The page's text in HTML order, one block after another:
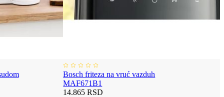
Bosch friteza na vruć vazduh
MAF671B1
14.865 RSD